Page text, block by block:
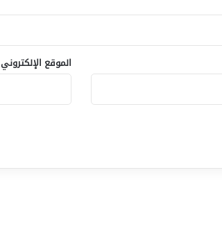
الموقع الإلكتروني